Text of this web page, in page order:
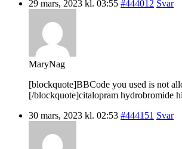
29 mars, 2023 kl. 03:55 #444012 Svar
MaryNag
[blockquote]BBCode you used is not
[/blockquote]citalopram hydrobromide
30 mars, 2023 kl. 02:53 #444151 Svar